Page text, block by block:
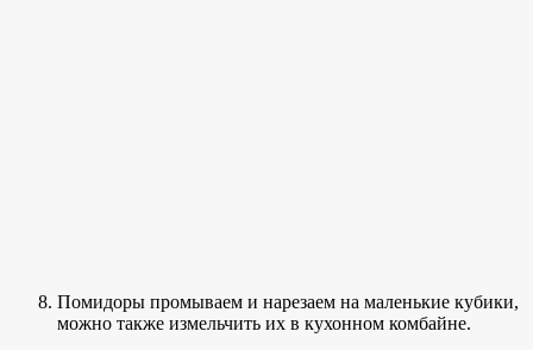
Помидоры промываем и нарезаем на маленькие кубики,
можно также измельчить их в кухонном комбайне.